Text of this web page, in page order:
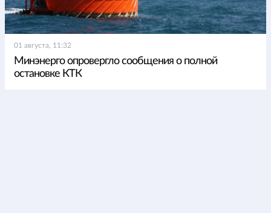
01 августа, 11:32
Минэнерго опровергло сообщения о полной
остановке КТК